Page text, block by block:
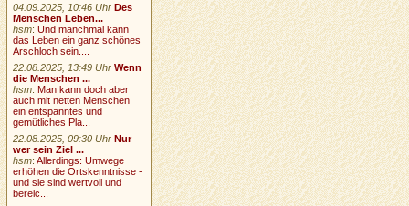
04.09.2025, 10:46 Uhr Des
Menschen Leben...
hsm:Und manchmal kann
das Leben ein ganz schönes
Arschloch sein....
22.08.2025, 13:49 Uhr Wenn
die Menschen ...
hsm:Man kann doch aber
auch mit netten Menschen
ein entspanntes und
gemütliches Pla...
22.08.2025, 09:30 Uhr Nur
wer sein Ziel ...
hsm:Allerdings: Umwege
erhöhen die Ortskenntnisse -
und sie sind wertvoll und
bereic...